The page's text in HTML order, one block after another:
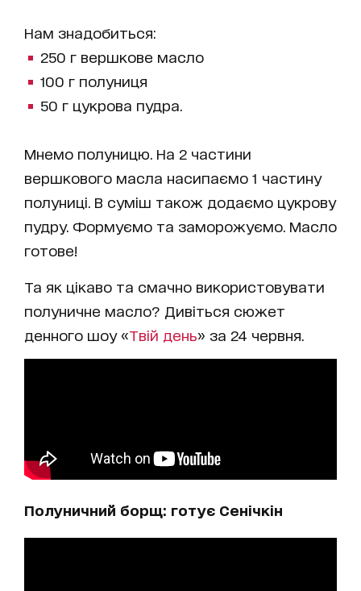
Нам знадобиться:
250 г вершкове масло
100 г полуниця
50 г цукрова пудра.
Мнемо полуницю. На 2 частини
вершкового масла насипаємо 1 частину
полуниці. В суміш також додаємо цукрову
пудру. Формуємо та заморожуємо. Масло
готове!
Та як цікаво та смачно використовувати
полуничне масло? Дивіться сюжет
денного шоу «Твій день» за 24 червня.
Полуничний борщ: готує Сенічкін